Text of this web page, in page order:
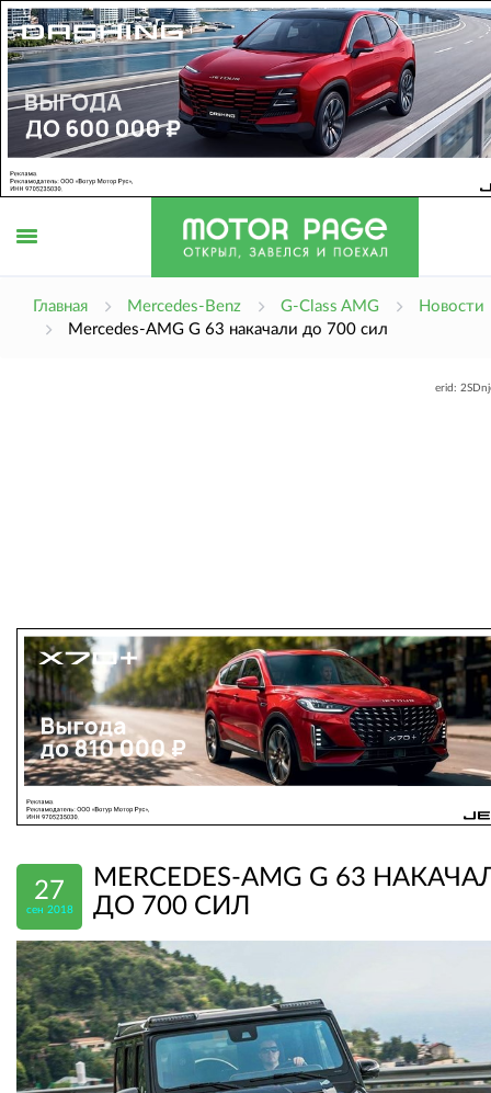
Главная Mercedes-Benz G-Class AMG
Новости
Mercedes-AMG G 63 накачали до 700 сил
erid:
27
сен 2018
MERCEDES-AMG G 63
ДО 700 СИЛ